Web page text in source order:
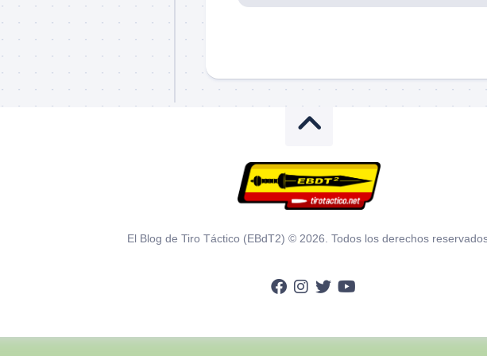
El Blog de Tiro Táctico (EBdT2) © 2026. Todos los derechos